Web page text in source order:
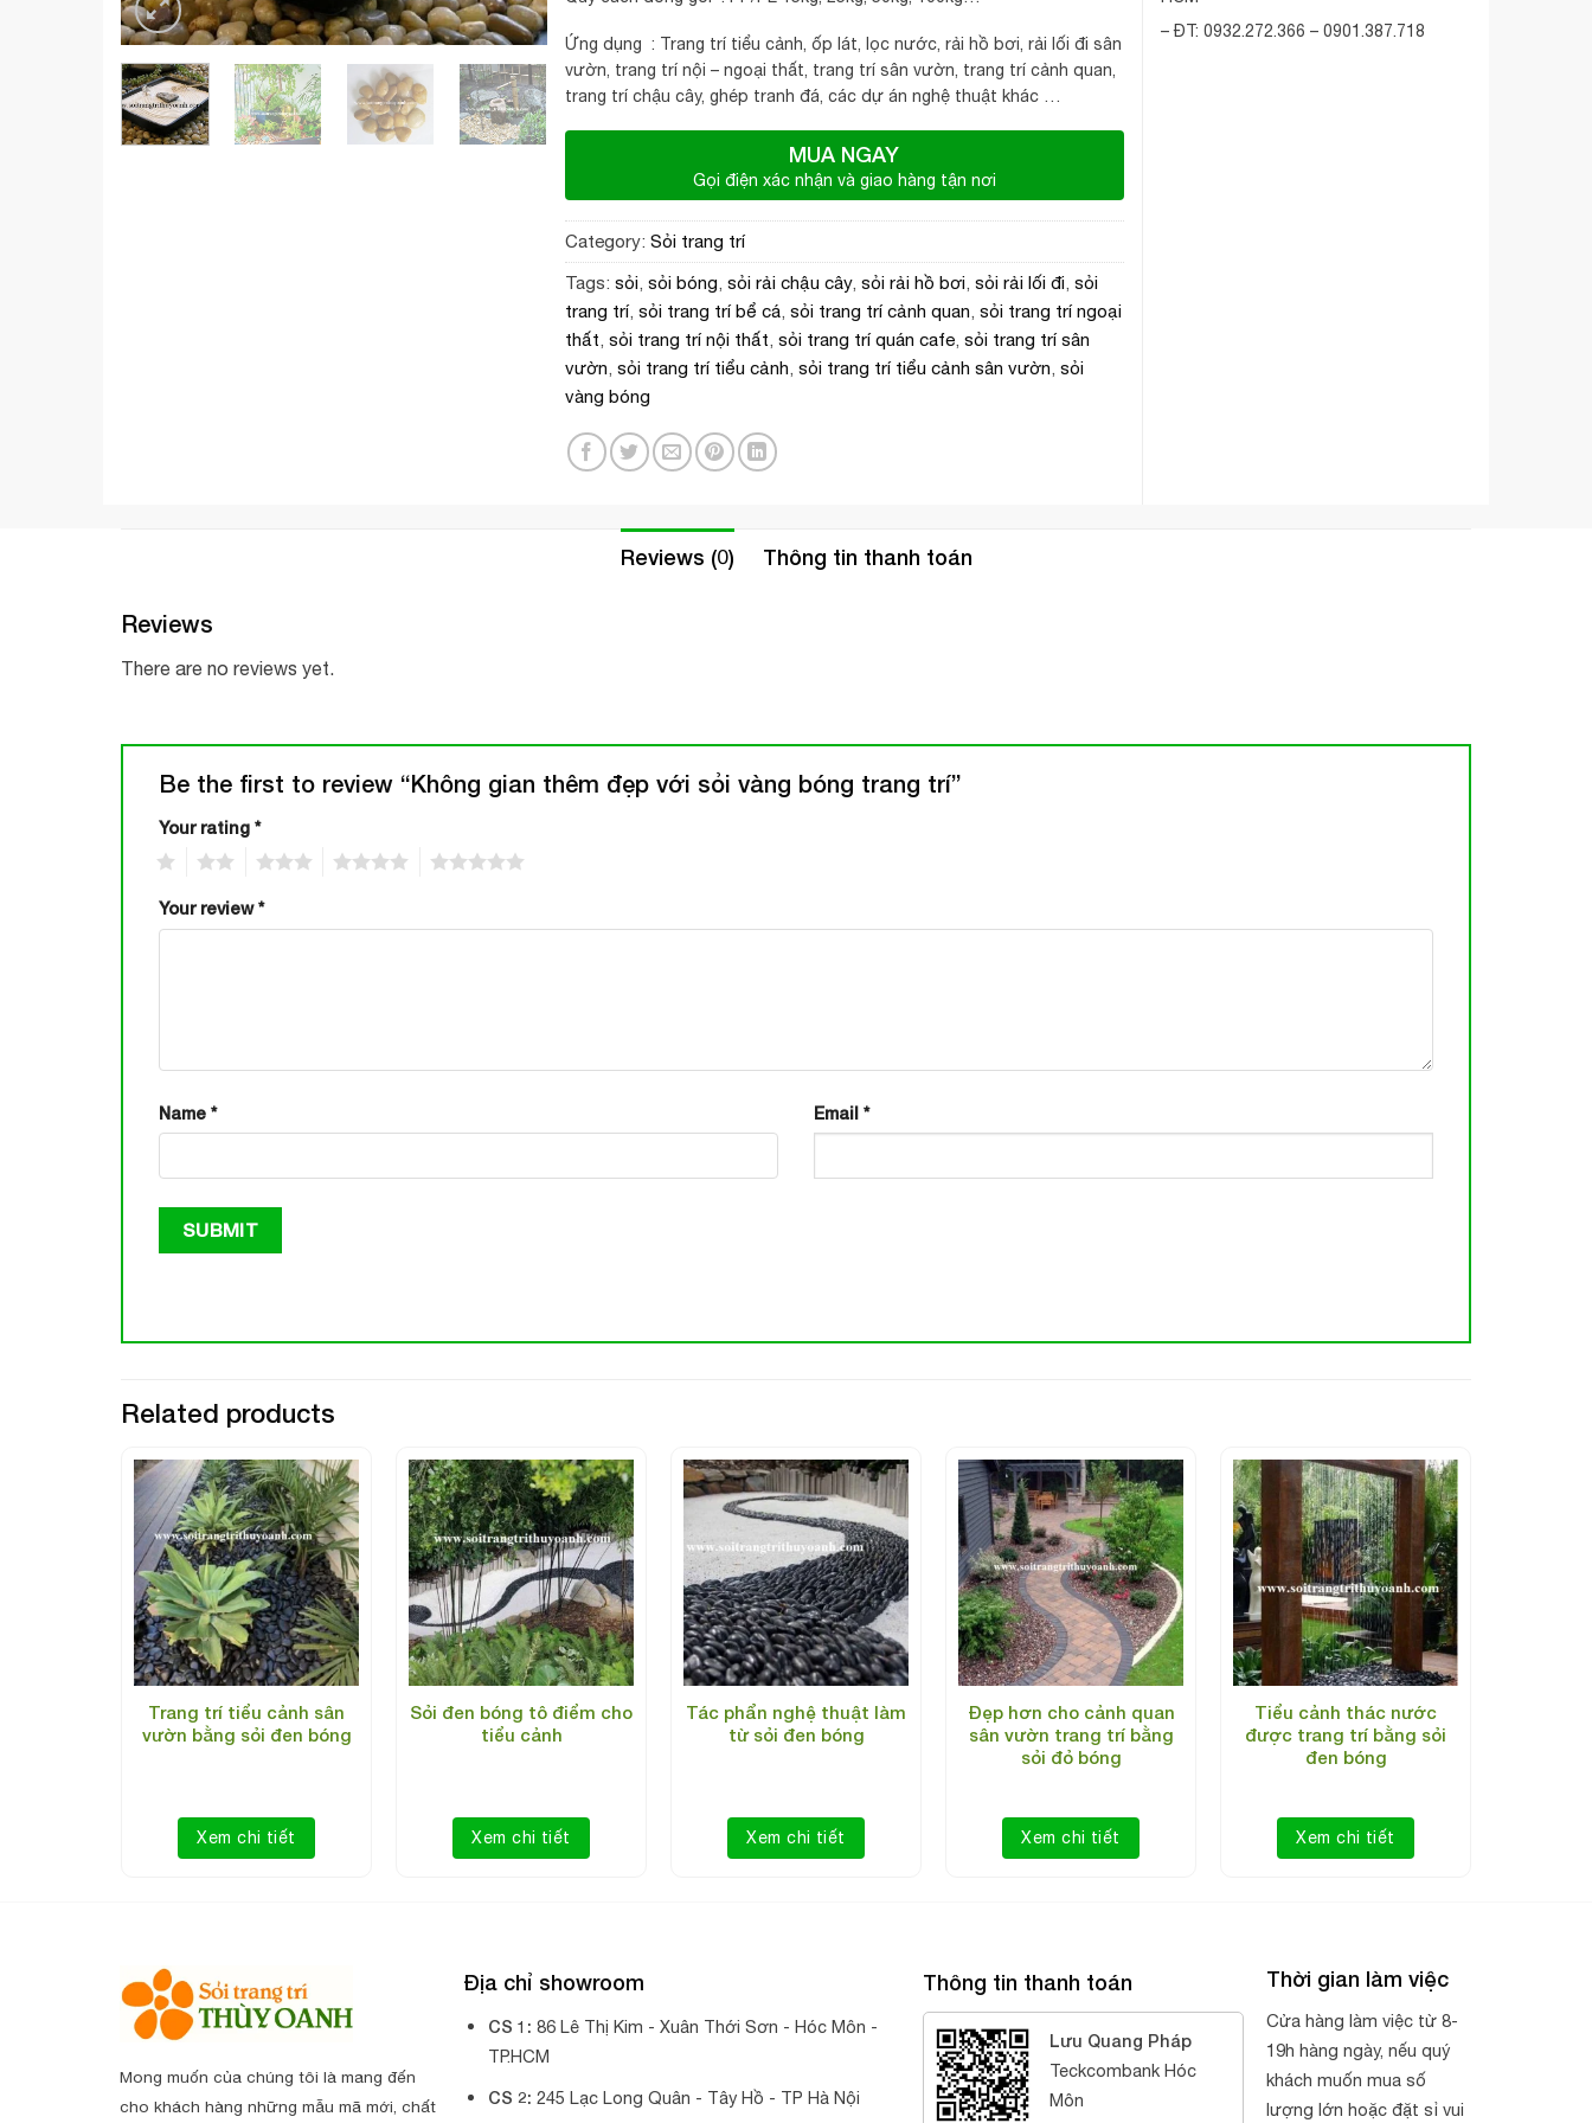
Ứng dụng : Trang trí tiểu cảnh, ốp lát, lọc nước, rải hồ bơi, rải lối đi sân
vườn, trang trí nội – ngoại thất, trang trí sân vườn, trang trí cảnh quan,
trang trí chậu cây, ghép tranh đá, các dự án nghệ thuật khác …
MUA NGAY
Gọi điện xác nhận và giao hàng tận nơi
Category: Sỏi trang trí
Tags: sỏi, sỏi bóng, sỏi rải chậu cây, sỏi rải hồ bơi, sỏi rải lối đi, sỏi
trang trí, sỏi trang trí bể cá, sỏi trang trí cảnh quan, sỏi trang trí ngoại
thất, sỏi trang trí nội thất, sỏi trang trí quán cafe, sỏi trang trí sân
vườn, sỏi trang trí tiểu cảnh, sỏi trang trí tiểu cảnh sân vườn, sỏi
vàng bóng
– ĐT: 0932.272.366 – 0901.387.718
Reviews (0) Thông tin thanh toán
Reviews
There are no reviews yet.
Be the first to review “Không gian thêm đẹp với sỏi vàng bóng trang trí”
Your rating *
Your review*
Name * Email *
Related products
Trang trí tiểu cảnh sân
vườn bằng sỏi đen bóng
Xem chi tiết
Sỏi đen bóng tô điểm cho
tiểu cảnh
Xem chi tiết
Tác phẩn nghệ thuật làm
từ sỏi đen bóng
Xem chi tiết
Đẹp hơn cho cảnh quan
sân vườn trang trí bằng
sỏi đỏ bóng
Xem chi tiết
Tiểu cảnh thác nước
được trang trí bằng sỏi
đen bóng
Xem chi tiết
Mong muốn của chúng tôi là mang đến
cho khách hàng những mẫu mã mới, chất
Địa chỉ showroom
CS 1: 86 Lê Thị Kim - Xuân Thới Sơn - Hóc Môn -
TP.HCM
CS 2: 245 Lạc Long Quân - Tây Hồ - TP Hà Nội
Thông tin thanh toán
Lưu Quang Pháp
Teckcombank Hóc
Môn
Thời gian làm việc
Cửa hàng làm việc từ 8-
19h hàng ngày, nếu quý
khách muốn mua số
lượng lớn hoặc đặt sỉ vui